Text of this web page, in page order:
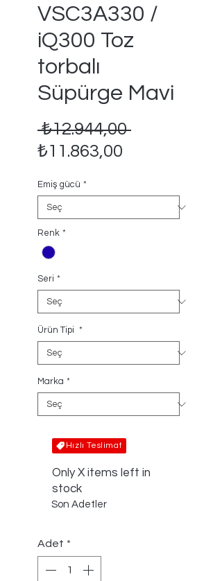
VSC3A330 /
iQ300 Toz
torbalı
Süpürge Mavi
₺12.944,00 Normal
₺11.863,00
Emiş gücü *
Renk *
Seri *
Ürün Tipi *
Marka *
Hızlı Teslimat
Only X items left in
stock
Son Adetler
Adet *